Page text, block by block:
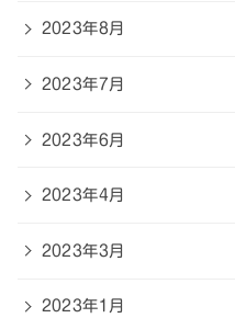
2023年8月
2023年7月
2023年6月
2023年4月
2023年3月
2023年1月